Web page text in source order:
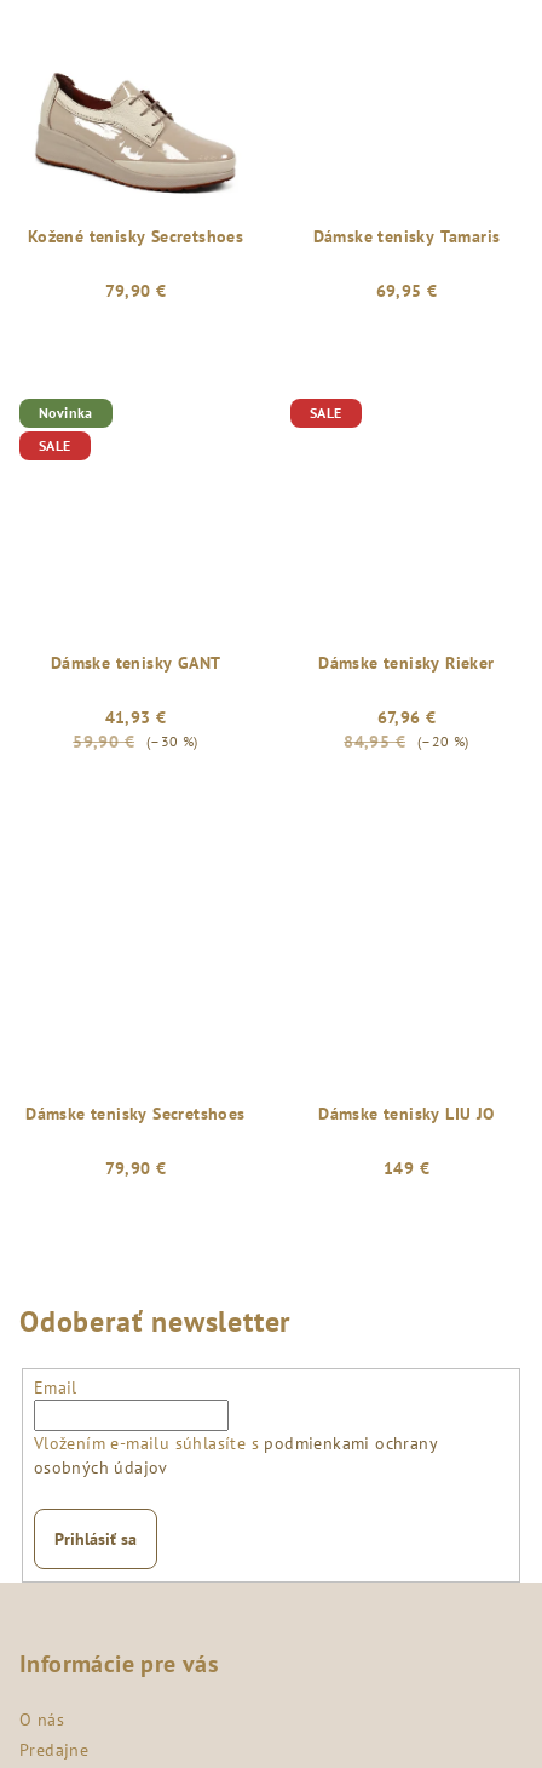
Kožené tenisky Secretshoes
79,90 €
Dámske tenisky Tamaris
69,95 €
Novinka
SALE
Dámske tenisky GANT
41,93 €
59,90 €
(–30 %)
SALE
Dámske tenisky Rieker
67,96 €
84,95 €
(–20 %)
Dámske tenisky Secretshoes
79,90 €
Dámske tenisky LIU JO
149 €
Odoberať newsletter
Email
Vložením e-mailu súhlasíte s podmienkami ochrany
osobných údajov
Prihlásiť sa
Informácie pre vás
O nás
Predajne